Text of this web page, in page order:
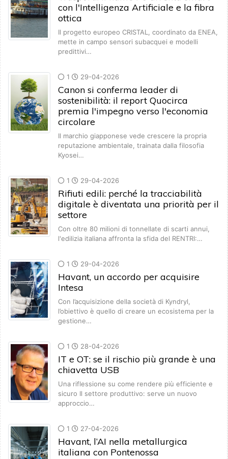
con l'Intelligenza Artificiale e la fibra
ottica
Il progetto europeo CRISTAL, coordinato da ENEA,
mette in campo sensori subacquei e modelli
predittivi…
1 29-04-2026
Canon si conferma leader di
sostenibilità: il report Quocirca
premia l'impegno verso l'economia
circolare
Il marchio giapponese vede crescere la propria
reputazione ambientale, trainata dalla filosofia
Kyosei…
1 29-04-2026
Rifiuti edili: perché la tracciabilità
digitale è diventata una priorità per il
settore
Con oltre 80 milioni di tonnellate di scarti annui,
l'edilizia italiana affronta la sfida del RENTRI:…
1 29-04-2026
Havant, un accordo per acquisire
Intesa
Con l’acquisizione della società di Kyndryl,
l’obiettivo è quello di creare un ecosistema per la
gestione…
1 28-04-2026
IT e OT: se il rischio più grande è una
chiavetta USB
Una riflessione su come rendere più efficiente e
sicuro Il settore produttivo: serve un nuovo
approccio…
1 27-04-2026
Havant, l’AI nella metallurgica
italiana con Pontenossa